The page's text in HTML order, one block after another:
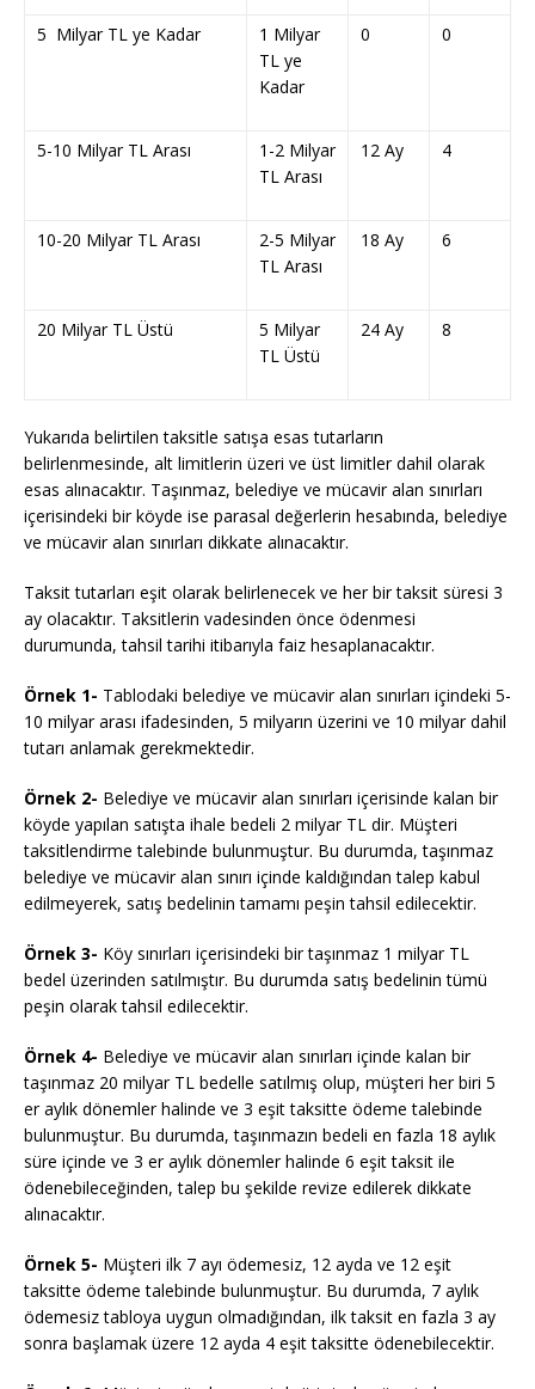
5 Milyar TL ye Kadar
1 Milyar
TL ye
Kadar
0 0
5-10 Milyar TL Arası
1-2 Milyar
TL Arası
12 Ay 4
10-20 Milyar TL Arası
2-5 Milyar
TL Arası
18 Ay 6
20 Milyar TL Üstü
5 Milyar
TL Üstü
24 Ay 8
Yukarıda belirtilen taksitle satışa esas tutarların
belirlenmesinde, alt limitlerin üzeri ve üst limitler dahil olarak
esas alınacaktır. Taşınmaz, belediye ve mücavir alan sınırları
içerisindeki bir köyde ise parasal değerlerin hesabında, belediye
ve mücavir alan sınırları dikkate alınacaktır.
Taksit tutarları eşit olarak belirlenecek ve her bir taksit süresi 3
ay olacaktır. Taksitlerin vadesinden önce ödenmesi
durumunda, tahsil tarihi itibarıyla faiz hesaplanacaktır.
Örnek 1- Tablodaki belediye ve mücavir alan sınırları içindeki 5-
10 milyar arası ifadesinden, 5 milyarın üzerini ve 10 milyar dahil
tutarı anlamak gerekmektedir.
Örnek 2- Belediye ve mücavir alan sınırları içerisinde kalan bir
köyde yapılan satışta ihale bedeli 2 milyar TL dir. Müşteri
taksitlendirme talebinde bulunmuştur. Bu durumda, taşınmaz
belediye ve mücavir alan sınırı içinde kaldığından talep kabul
edilmeyerek, satış bedelinin tamamı peşin tahsil edilecektir.
Örnek 3- Köy sınırları içerisindeki bir taşınmaz 1 milyar TL
bedel üzerinden satılmıştır. Bu durumda satış bedelinin tümü
peşin olarak tahsil edilecektir.
Örnek 4- Belediye ve mücavir alan sınırları içinde kalan bir
taşınmaz 20 milyar TL bedelle satılmış olup, müşteri her biri 5
er aylık dönemler halinde ve 3 eşit taksitte ödeme talebinde
bulunmuştur. Bu durumda, taşınmazın bedeli en fazla 18 aylık
süre içinde ve 3 er aylık dönemler halinde 6 eşit taksit ile
ödenebileceğinden, talep bu şekilde revize edilerek dikkate
alınacaktır.
Örnek 5- Müşteri ilk 7 ayı ödemesiz, 12 ayda ve 12 eşit
taksitte ödeme talebinde bulunmuştur. Bu durumda, 7 aylık
ödemesiz tabloya uygun olmadığından, ilk taksit en fazla 3 ay
sonra başlamak üzere 12 ayda 4 eşit taksitte ödenebilecektir.